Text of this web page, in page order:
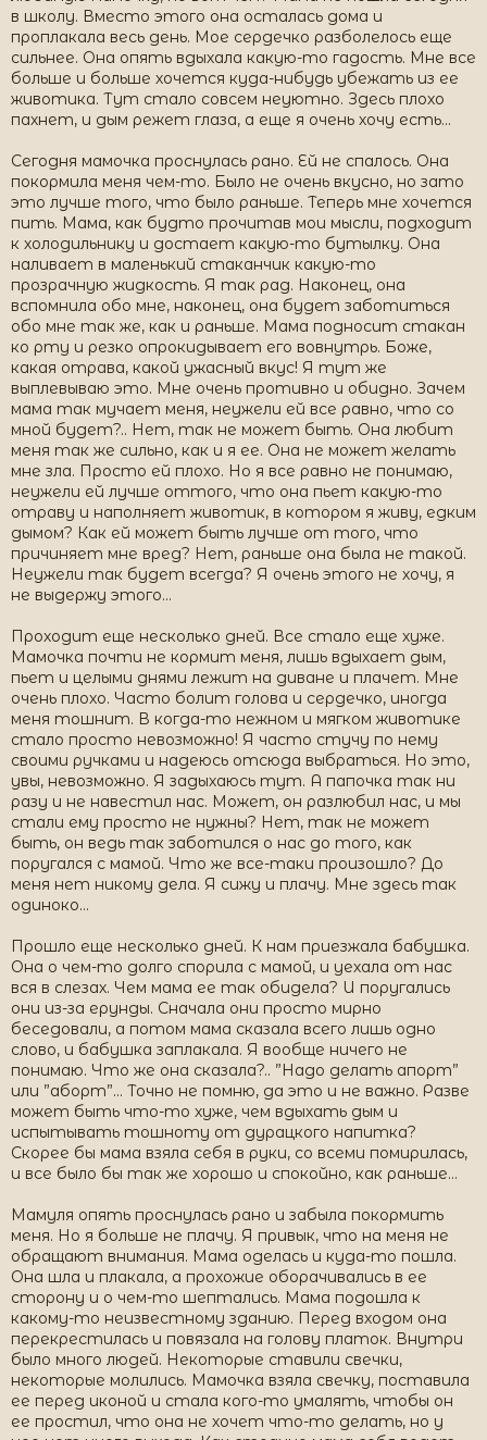
в школу. Вместо этого она осталась дома и
проплакала весь день. Мое сердечко разболелось еще
сильнее. Она опять вдыхала какую-то гадость. Мне все
больше и больше хочется куда-нибудь убежать из ее
животика. Тут стало совсем неуютно. Здесь плохо
пахнет, и дым режет глаза, а еще я очень хочу есть…
Сегодня мамочка проснулась рано. Ей не спалось. Она
покормила меня чем-то. Было не очень вкусно, но зато
это лучше того, что было раньше. Теперь мне хочется
пить. Мама, как будто прочитав мои мысли, подходит
к холодильнику и достает какую-то бутылку. Она
наливает в маленький стаканчик какую-то
прозрачную жидкость. Я так рад. Наконец, она
вспомнила обо мне, наконец, она будет заботиться
обо мне так же, как и раньше. Мама подносит стакан
ко рту и резко опрокидывает его вовнутрь. Боже,
какая отрава, какой ужасный вкус! Я тут же
выплевываю это. Мне очень противно и обидно. Зачем
мама так мучает меня, неужели ей все равно, что со
мной будет?.. Нет, так не может быть. Она любит
меня так же сильно, как и я ее. Она не может желать
мне зла. Просто ей плохо. Но я все равно не понимаю,
неужели ей лучше оттого, что она пьет какую-то
отраву и наполняет животик, в котором я живу, едким
дымом? Как ей может быть лучше от того, что
причиняет мне вред? Нет, раньше она была не такой.
Неужели так будет всегда? Я очень этого не хочу, я
не выдержу этого…
Проходит еще несколько дней. Все стало еще хуже.
Мамочка почти не кормит меня, лишь вдыхает дым,
пьет и целыми днями лежит на диване и плачет. Мне
очень плохо. Часто болит голова и сердечко, иногда
меня тошнит. В когда-то нежном и мягком животике
стало просто невозможно! Я часто стучу по нему
своими ручками и надеюсь отсюда выбраться. Но это,
увы, невозможно. Я задыхаюсь тут. А папочка так ни
разу и не навестил нас. Может, он разлюбил нас, и мы
стали ему просто не нужны? Нет, так не может
быть, он ведь так заботился о нас до того, как
поругался с мамой. Что же все-таки произошло? До
меня нет никому дела. Я сижу и плачу. Мне здесь так
одиноко…
Прошло еще несколько дней. К нам приезжала бабушка.
Она о чем-то долго спорила с мамой, и уехала от нас
вся в слезах. Чем мама ее так обидела? И поругались
они из-за ерунды. Сначала они просто мирно
беседовали, а потом мама сказала всего лишь одно
слово, и бабушка заплакала. Я вообще ничего не
понимаю. Что же она сказала?.. ”Надо делать апорт”
или ”аборт”… Точно не помню, да это и не важно. Разве
может быть что-то хуже, чем вдыхать дым и
испытывать тошноту от дурацкого напитка?
Скорее бы мама взяла себя в руки, со всеми помирилась,
и все было бы так же хорошо и спокойно, как раньше…
Мамуля опять проснулась рано и забыла покормить
меня. Но я больше не плачу. Я привык, что на меня не
обращают внимания. Мама оделась и куда-то пошла.
Она шла и плакала, а прохожие оборачивались в ее
сторону и о чем-то шептались. Мама подошла к
какому-то неизвестному зданию. Перед входом она
перекрестилась и повязала на голову платок. Внутри
было много людей. Некоторые ставили свечки,
некоторые молились. Мамочка взяла свечку, поставила
ее перед иконой и стала кого-то умалять, чтобы он
ее простил, что она не хочет что-то делать, но у